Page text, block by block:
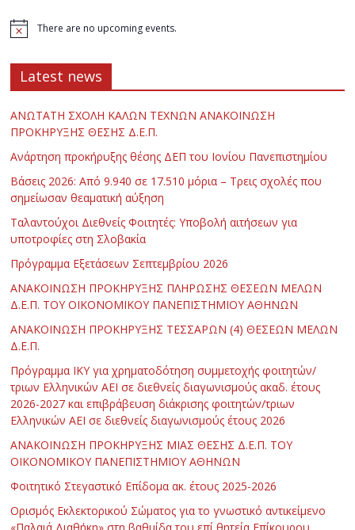
There are no upcoming events.
Latest news
ΑΝΩΤΑΤΗ ΣΧΟΛΗ ΚΑΛΩΝ ΤΕΧΝΩΝ ΑΝΑΚΟΙΝΩΣΗ
ΠΡΟΚΗΡΥΞΗΣ ΘΕΣΗΣ Δ.Ε.Π.
Ανάρτηση προκήρυξης θέσης ΔΕΠ του Ιονίου Πανεπιστημίου
Βάσεις 2026: Από 9.940 σε 17.510 μόρια – Τρεις σχολές που
σημείωσαν θεαματική αύξηση
Ταλαντούχοι Διεθνείς Φοιτητές: Υποβολή αιτήσεων για
υποτροφίες στη Σλοβακία
Πρόγραμμα Εξετάσεων Σεπτεμβρίου 2026
ΑΝΑΚΟΙΝΩΣΗ ΠΡΟΚΗΡΥΞΗΣ ΠΛΗΡΩΣΗΣ ΘΕΣΕΩΝ ΜΕΛΩΝ
Δ.Ε.Π. ΤΟΥ ΟΙΚΟΝΟΜΙΚΟΥ ΠΑΝΕΠΙΣΤΗΜΙΟΥ ΑΘΗΝΩΝ
ΑΝΑΚΟΙΝΩΣΗ ΠΡΟΚΗΡΥΞΗΣ ΤΕΣΣΑΡΩΝ (4) ΘΕΣΕΩΝ ΜΕΛΩΝ
Δ.Ε.Π.
Πρόγραμμα ΙΚΥ για χρηματοδότηση συμμετοχής φοιτητών/
τριων Ελληνικών ΑΕΙ σε διεθνείς διαγωνισμούς ακαδ. έτους
2026-2027 και επιβράβευση διάκρισης φοιτητών/τριων
Ελληνικών ΑΕΙ σε διεθνείς διαγωνισμούς έτους 2026
ΑΝΑΚΟΙΝΩΣΗ ΠΡΟΚΗΡΥΞΗΣ ΜΙΑΣ ΘΕΣΗΣ Δ.Ε.Π. ΤΟΥ
ΟΙΚΟΝΟΜΙΚΟΥ ΠΑΝΕΠΙΣΤΗΜΙΟΥ ΑΘΗΝΩΝ
Φοιτητικό Στεγαστικό Επίδομα ακ. έτους 2025-2026
Ορισμός Εκλεκτορικού Σώματος για το γνωστικό αντικείμενο